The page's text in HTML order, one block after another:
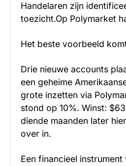
Handelaren zijn
toezicht.Op Polymarket
Het beste voorbeeld
Drie nieuwe accounts
een geheime
grote inzetten via
stond op 10%. Winst:
diende maanden later
over in.
Een financieel